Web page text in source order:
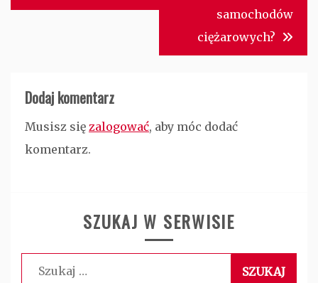
samochodów
ciężarowych?
Dodaj komentarz
Musisz się zalogować, aby móc dodać
komentarz.
SZUKAJ W SERWISIE
Szukaj: